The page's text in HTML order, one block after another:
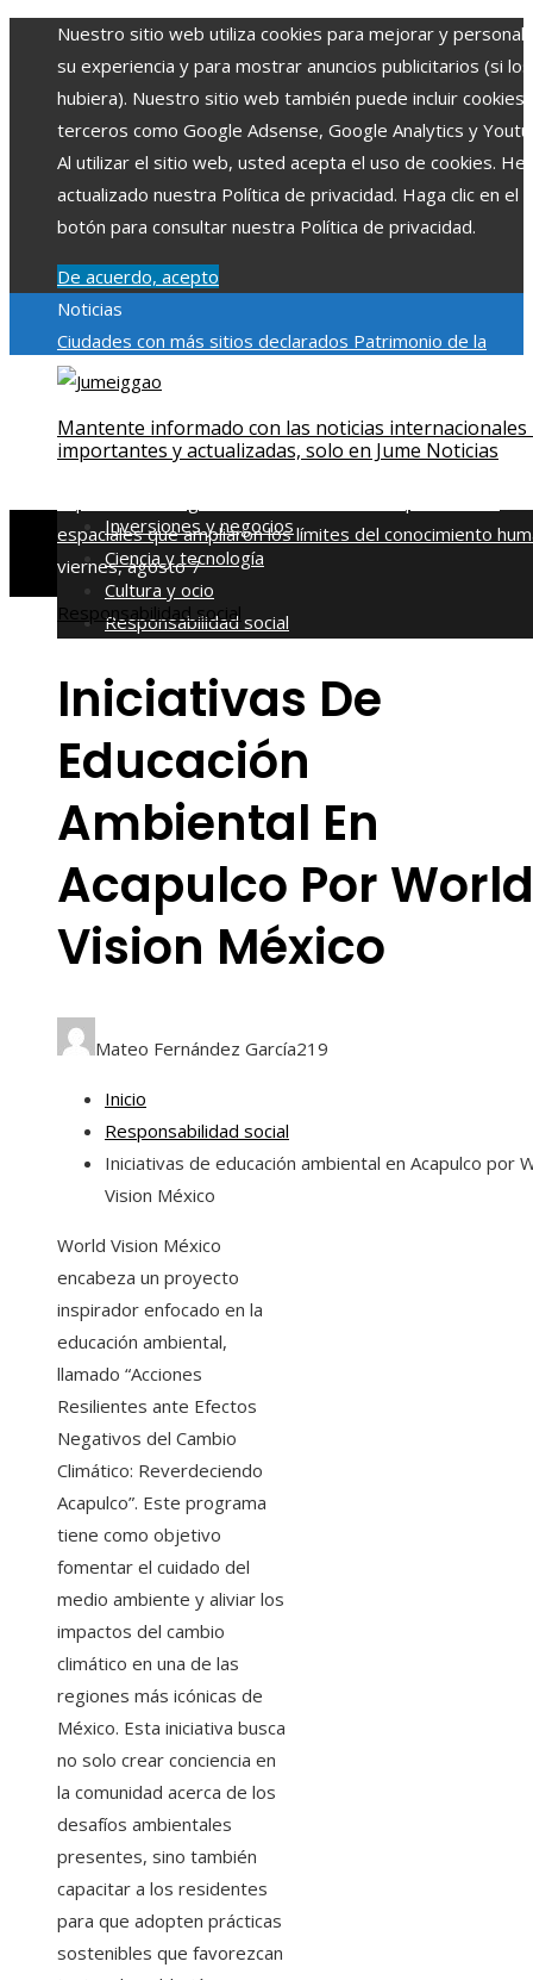
Nuestro sitio web utiliza cookies para mejorar y
su experiencia y para mostrar anuncios publicitarios (si los
hubiera). Nuestro sitio web también puede incluir cookies
terceros como Google Adsense, Google Analytics y
Al utilizar el sitio web, usted acepta el uso de cookies.
actualizado nuestra Política de privacidad. Haga clic en el
botón para consultar nuestra Política de privacidad.
De acuerdo, acepto
Noticias
Ciudades con más sitios declarados Patrimonio de la
Humanidad y su importancia
la inversión productiva y reducir la fragmentación
en Bosnia y Herzegovina
La gran depresión de 1929 y su
espaciales que ampliaron los límites del conocimiento
viernes, agosto 7
Mantente informado con las noticias internacionales
importantes y actualizadas, solo en Jume Noticias
Inversiones y negocios
Ciencia y tecnología
Cultura y ocio
Responsabilidad social
Responsabilidad social
Iniciativas De
Educación
Ambiental En
Acapulco Por World
Vision México
Mateo Fernández García219
Inicio
Responsabilidad social
Iniciativas de educación ambiental en Acapulco por
Vision México
World Vision México
encabeza un proyecto
inspirador enfocado en la
educación ambiental,
llamado “Acciones
Resilientes ante Efectos
Negativos del Cambio
Climático: Reverdeciendo
Acapulco”. Este programa
tiene como objetivo
fomentar el cuidado del
medio ambiente y aliviar los
impactos del cambio
climático en una de las
regiones más icónicas de
México. Esta iniciativa busca
no solo crear conciencia en
la comunidad acerca de los
desafíos ambientales
presentes, sino también
capacitar a los residentes
para que adopten prácticas
sostenibles que favorezcan